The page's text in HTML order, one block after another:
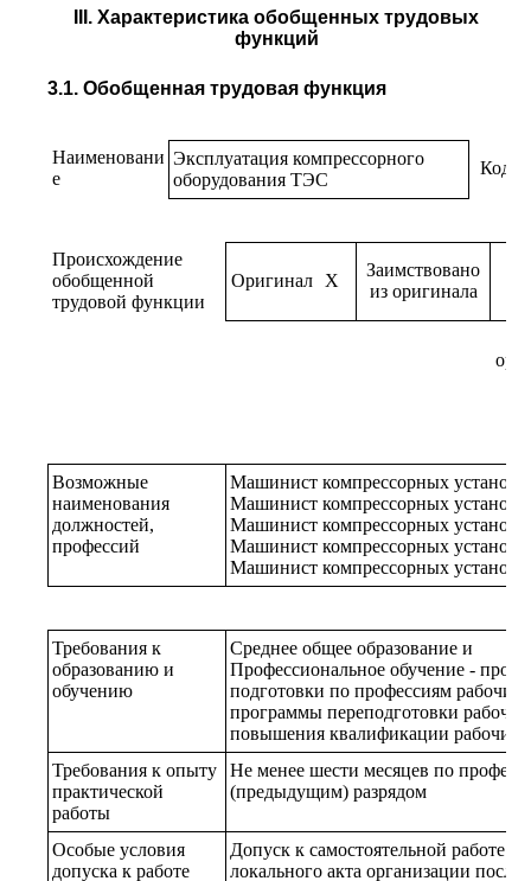
III. Характеристика обобщенных трудовых
функций
3.1. Обобщенная трудовая функция
Наименовани
е
Эксплуатация компрессорного
оборудования ТЭС
Код
Происхождение
обобщенной
трудовой функции
Оригинал X
Заимствовано
из оригинала
Возможные
наименования
должностей,
профессий
Машинист компрессорных
Машинист компрессорных
Машинист компрессорных
Машинист компрессорных
Машинист компрессорных
Требования к
образованию и
обучению
Среднее общее образование и
Профессиональное обучение -
подготовки по профессиям
программы переподготовки
повышения квалификации
Требования к опыту
практической
работы
Не менее шести месяцев по
(предыдущим) разрядом
Особые условия
допуска к работе
Допуск к самостоятельной работе
локального акта организации после